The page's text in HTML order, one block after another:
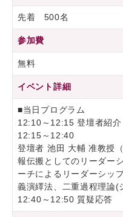
先着 500名
参加費
無料
イベント詳細
■当日プログラム
12:10～12:15 登壇者紹介
12:15～12:40
登壇者 池田 大輔 准教授
報伝搬としてのリーダー
ーチによるリーダーシッ
義演繹法、二重過程理論
12:40～12:50 質疑応答